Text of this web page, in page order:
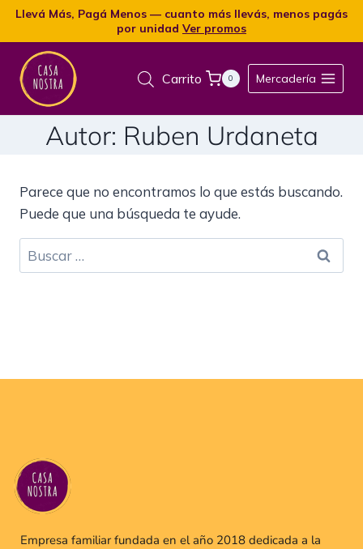
Llevá Más, Pagá Menos — cuanto más llevás, menos pagás
por unidad Ver promos
Carrito 0 Mercadería
Autor: Ruben Urdaneta
Parece que no encontramos lo que estás buscando.
Puede que una búsqueda te ayude.
Empresa familiar fundada en el año 2018 dedicada a la